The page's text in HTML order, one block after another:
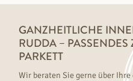
GANZHEITLICHE
RUDDA –
PARKETT
Wir beraten Sie gerne über